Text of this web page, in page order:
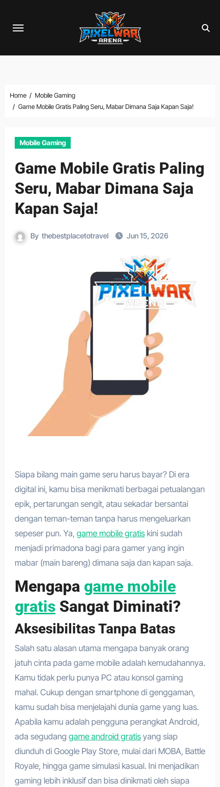
content
Home
Mobile Gaming
Game Mobile Gratis Paling Seru, Mabar Dimana Saja Kapan Saja!
Mobile Gaming
Game Mobile Gratis Paling
Seru, Mabar Dimana Saja
Kapan Saja!
By thebestplacetotravel Jun 15, 2026
Siapa bilang main game seru harus bayar? Di era
digital ini, kamu bisa menikmati berbagai petualangan
epik, pertarungan sengit, atau sekadar bersantai
dengan teman-teman tanpa harus mengeluarkan
sepeser pun. Ya, game mobile gratiskini sudah
menjadi primadona bagi para gamer yang ingin
mabar (main bareng) dimana saja dan kapan saja.
Mengapa game mobile
gratisSangat Diminati?
Aksesibilitas Tanpa Batas
Salah satu alasan utama mengapa banyak orang
jatuh cinta pada game mobile adalah kemudahannya.
Kamu tidak perlu punya PC atau konsol gaming
mahal. Cukup dengan smartphone di genggaman,
kamu sudah bisa menjelajahi dunia game yang luas.
Apabila kamu adalah pengguna perangkat Android,
ada segudang game android gratisyang siap
diunduh di Google Play Store, mulai dari MOBA, Battle
Royale, hingga game simulasi kasual. Ini menjadikan
gaming lebih inklusif dan bisa dinikmati oleh siapa